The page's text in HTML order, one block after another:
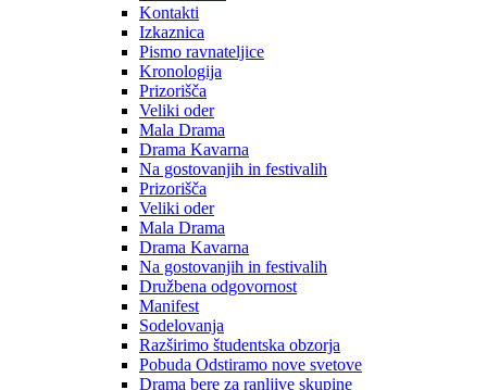
Kontakti
Izkaznica
Pismo ravnateljice
Kronologija
Prizorišča
Veliki oder
Mala Drama
Drama Kavarna
Na gostovanjih in festivalih
Prizorišča
Veliki oder
Mala Drama
Drama Kavarna
Na gostovanjih in festivalih
Družbena odgovornost
Manifest
Sodelovanja
Razširimo študentska obzorja
Pobuda Odstiramo nove svetove
Drama bere za ranljive skupine